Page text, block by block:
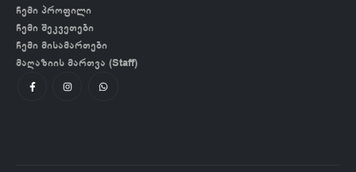
ჩემი პროფილი
ჩემი შეკვეთები
ჩემი მისამართები
მაღაზიის მართვა (Staff)